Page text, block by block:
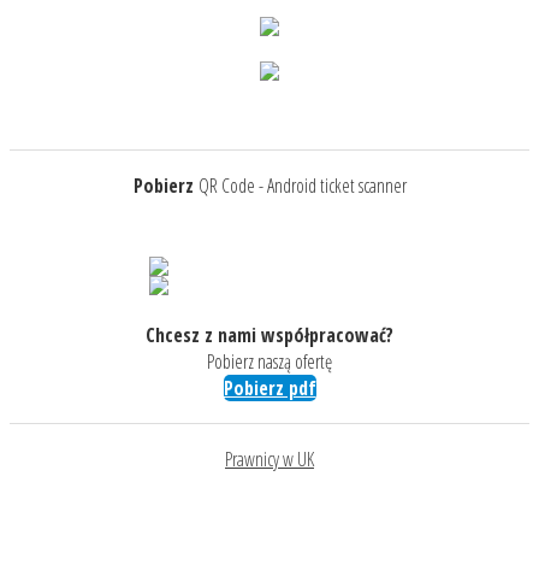
Pobierz QR Code - Android ticket scanner
Chcesz z nami współpracować?
Pobierz naszą ofertę
Pobierz pdf
Prawnicy w UK